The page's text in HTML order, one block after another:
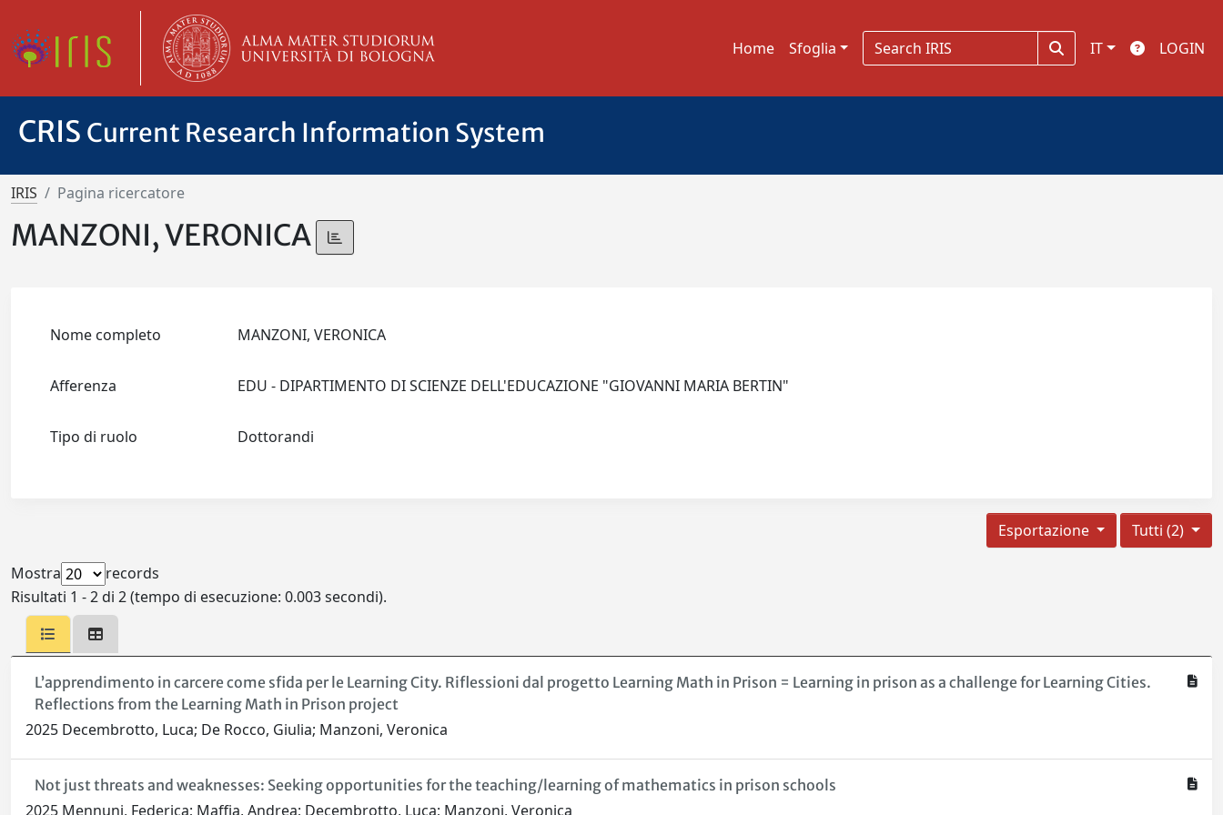
Home Sfoglia IT LOGIN
CRIS Current Research Information System
IRIS Pagina ricercatore
MANZONI, VERONICA
Nome completo MANZONI, VERONICA
Afferenza EDU - DIPARTIMENTO DI SCIENZE DELL'EDUCAZIONE "GIOVANNI MARIA BERTIN"
Tipo di ruolo Dottorandi
Tutti (2)
Esportazione
Mostra
records
Risultati 1 - 2 di 2 (tempo di esecuzione: 0.003 secondi).
L’apprendimento in carcere come sfida per le Learning City. Riflessioni dal progetto Learning Math in Prison = Learning in prison as a challenge for Learning Cities.
Reflections from the Learning Math in Prison project
2025 Decembrotto, Luca; De Rocco, Giulia; Manzoni, Veronica
Not just threats and weaknesses: Seeking opportunities for the teaching/learning of mathematics in prison schools
2025 Mennuni, Federica; Maffia, Andrea; Decembrotto, Luca; Manzoni, Veronica